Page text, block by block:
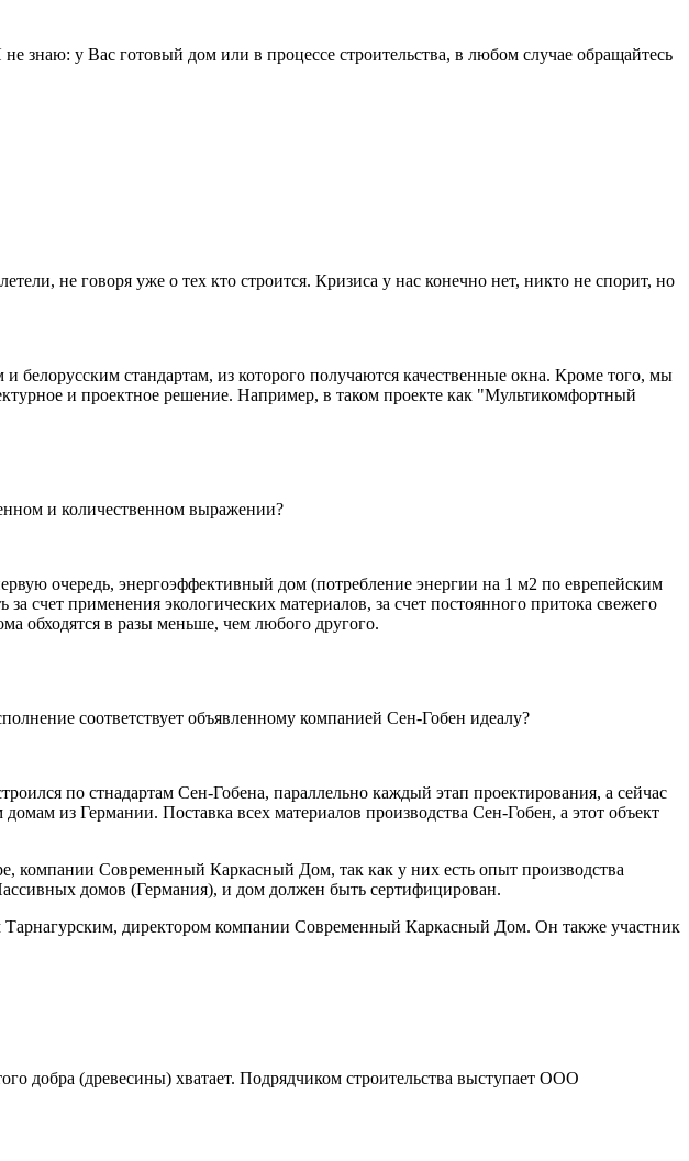
знаю: у Вас готовый дом или в процессе строительства, в любом случае обращайтесь
не говоря уже о тех кто строится. Кризиса у нас конечно нет, никто не спорит, но
стандартам, из которого получаются качественные окна. Кроме того, мы
и проектное решение. Например, в таком проекте как "Мультикомфортный
и количественном выражении?
очередь, энергоэффективный дом (потребление энергии на 1 м2 по еврепейским
счет применения экологических материалов, за счет постоянного притока свежего
обходятся в разы меньше, чем любого другого.
соответствует объявленному компанией Сен-Гобен идеалу?
по стнадартам Сен-Гобена, параллельно каждый этап проектирования, а сейчас
из Германии. Поставка всех материалов производства Сен-Гобен, а этот объект
компании Современный Каркасный Дом, так как у них есть опыт производства
домов (Германия), и дом должен быть сертифицирован.
Тарнагурским, директором компании Современный Каркасный Дом. Он также участник
добра (древесины) хватает. Подрядчиком строительства выступает ООО